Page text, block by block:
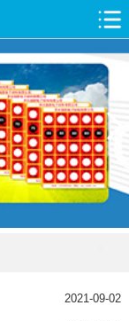
2021-09-02